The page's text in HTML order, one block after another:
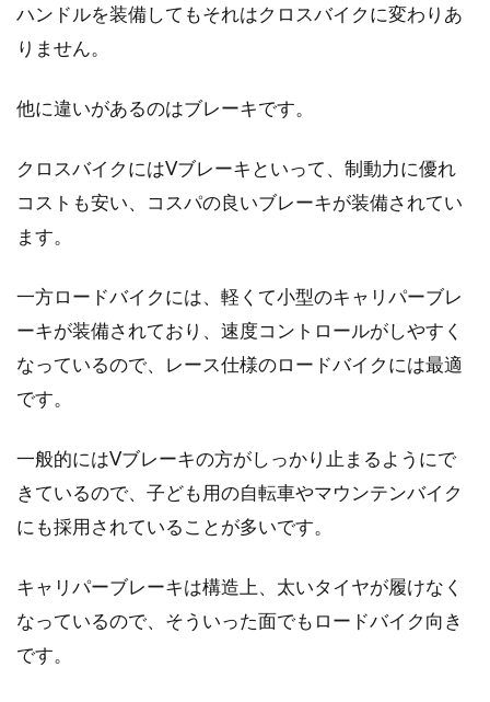
れこれ
ところで皆さん、自転車のハブってご存知です
か？ グリスってどんなものか、何に使うものか
キレイにしてまた乗ろう！自転車の
サドルのカビを落とす方法
からそれに乗ろ...
る固定台の種類を紹介！
ハンドルを装備してもそれはクロスバイクに変わりあ
りません。
他に違いがあるのはブレーキです。
クロスバイクにはVブレーキといって、制動力に優れ
コストも安い、コスパの良いブレーキが装備されてい
ます。
一方ロードバイクには、軽くて小型のキャリパーブレ
ーキが装備されており、速度コントロールがしやすく
なっているので、レース仕様のロードバイクには最適
です。
一般的にはVブレーキの方がしっかり止まるようにで
きているので、子ども用の自転車やマウンテンバイク
にも採用されていることが多いです。
キャリパーブレーキは構造上、太いタイヤが履けなく
なっているので、そういった面でもロードバイク向き
です。